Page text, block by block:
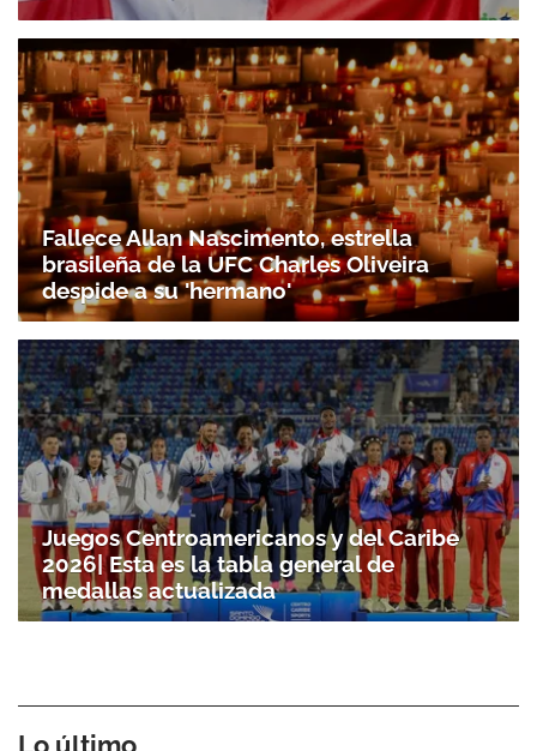
Fallece Allan Nascimento, estrella
brasileña de la UFC Charles Oliveira
despide a su 'hermano'
Juegos Centroamericanos y del Caribe
2026| Esta es la tabla general de
medallas actualizada